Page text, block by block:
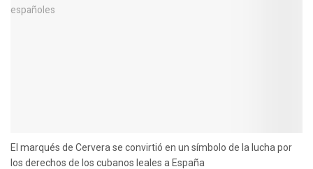
El marqués de Cervera se convirtió en un símbolo de la lucha por
los derechos de los cubanos leales a España